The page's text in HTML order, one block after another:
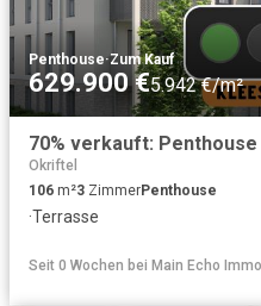
Penthouse·Zum Kauf
629.900 €5.942 €/m²
Okriftel
106 m²3 ZimmerPenthouse
·Terrasse
Seit 0 Wochen bei Main Echo